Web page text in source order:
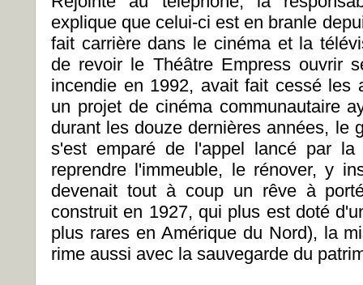
explique que celui-ci est en branle
fait carrière dans le cinéma et la
de revoir le Théâtre Empress ouvrir
incendie en 1992, avait fait cessé les
un projet de cinéma communautaire
durant les douze dernières années, le
s'est emparé de l'appel lancé par
reprendre l'immeuble, le rénover, y
devenait tout à coup un rêve à
construit en 1927, qui plus est doté
plus rares en Amérique du Nord), la
rime aussi avec la sauvegarde du